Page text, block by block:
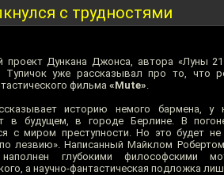
с трудностями
проект Дункана Джонса, автора «Луны
Тупичок уже рассказывал про то, что
фильма «Mute».
историю немого бармена, у
в будущем, в городе Берлине. В
с миром преступности. Но это будет
по лезвию». Написанный Майклом
наполнен глубокими философскими
а научно-фантастическая подложка